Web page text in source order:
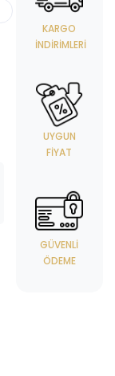
KARGO
İNDIRIMLERI
UYGUN
FIYAT
GÜVENLI
ÖDEME